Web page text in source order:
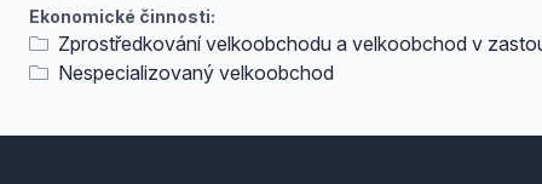
Ekonomické činnosti:
Zprostředkování velkoobchodu a velkoobchod v
Nespecializovaný velkoobchod